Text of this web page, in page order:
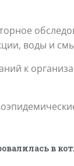
воды и
к